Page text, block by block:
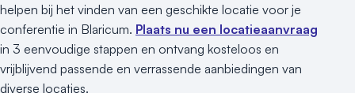
helpen bij het vinden van een geschikte locatie voor je
conferentie in Blaricum. Plaats nu een locatieaanvraag
in 3 eenvoudige stappen en ontvang kosteloos en
vrijblijvend passende en verrassende aanbiedingen van
diverse locaties.